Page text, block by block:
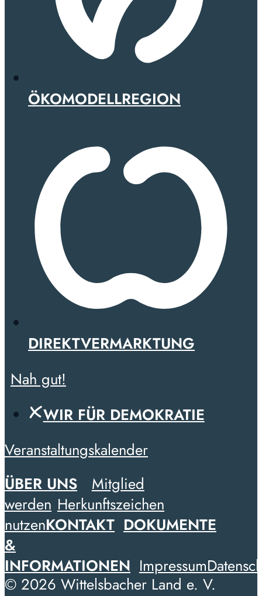
ÖKOMODELLREGION
DIREKTVERMARKTUNG
Nah gut!
WIR FÜR DEMOKRATIE
Veranstaltungskalender
ÜBER UNS
Mitglied
werden Herkunftszeichen
nutzenKONTAKT DOKUMENTE
&
INFORMATIONEN Impressum
© 2026 Wittelsbacher Land e. V.